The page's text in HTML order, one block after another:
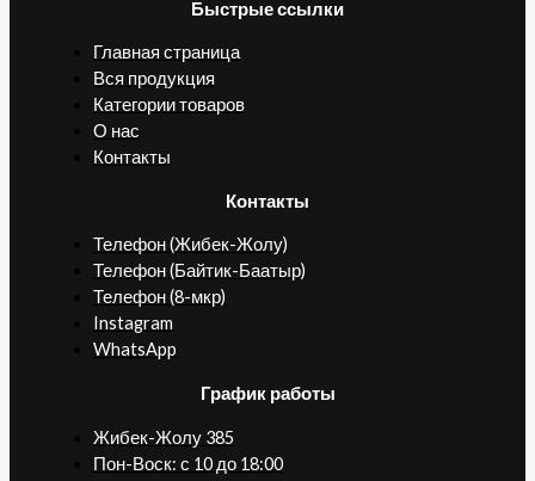
Быстрые ссылки
Главная страница
Вся продукция
Категории товаров
О нас
Контакты
Контакты
Телефон (Жибек-Жолу)
Телефон (Байтик-Баатыр)
Телефон (8-мкр)
Instagram
WhatsApp
График работы
Жибек-Жолу 385
Пон-Воск: с 10 до 18:00